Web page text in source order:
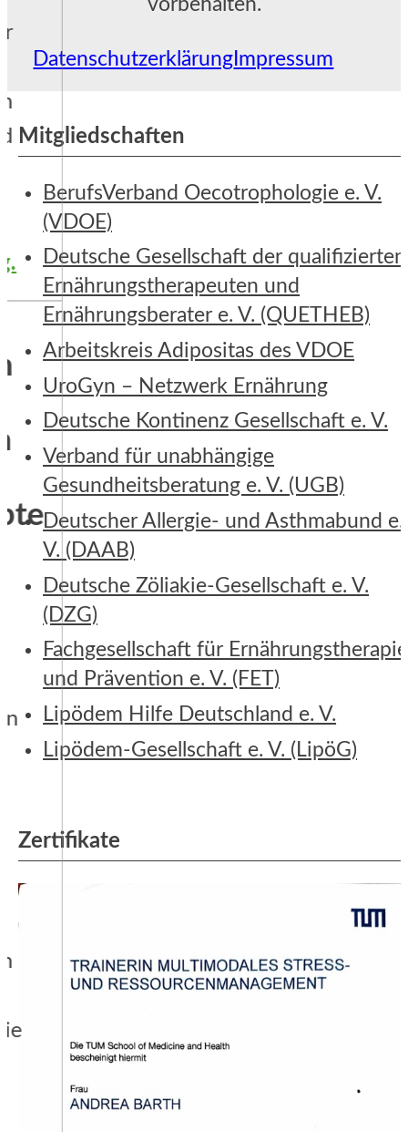
vorbehalten.
Datenschutzerklärung Impressum
Mitgliedschaften
BerufsVerband Oecotrophologie e. V.
(VDOE)
Deutsche Gesellschaft der qualifizierten
Ernährungstherapeuten und
Ernährungsberater e. V. (QUETHEB)
Arbeitskreis Adipositas des VDOE
UroGyn – Netzwerk Ernährung
Deutsche Kontinenz Gesellschaft e. V.
Verband für unabhängige
Gesundheitsberatung e. V. (UGB)
Deutscher Allergie- und Asthmabund e.
V. (DAAB)
Deutsche Zöliakie-Gesellschaft e. V.
(DZG)
Fachgesellschaft für Ernährungstherapie
und Prävention e. V. (FET)
Lipödem Hilfe Deutschland e. V.
Lipödem-Gesellschaft e. V. (LipöG)
Zertifikate